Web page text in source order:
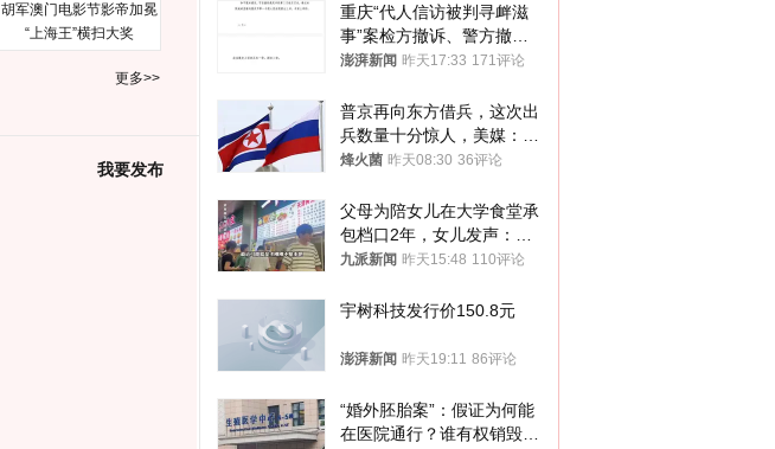
胡军澳门电影节影帝加冕
“上海王”横扫大奖
更多>>
我要发布
重庆“代人信访被判寻衅滋
事”案检方撤诉、警方撤
案，两被告人获国赔
澎湃新闻 昨天17:33 171评论
普京再向东方借兵，这次出
兵数量十分惊人，美媒：俄
朝要动真格？
烽火菌 昨天08:30 36评论
父母为陪女儿在大学食堂承
包档口2年，女儿发声：初
衷是为了陪伴，毕业后将不
九派新闻 昨天15:48 110评论
宇树科技发行价150.8元
澎湃新闻 昨天19:11 86评论
“婚外胚胎案”：假证为何能
在医院通行？谁有权销毁胚